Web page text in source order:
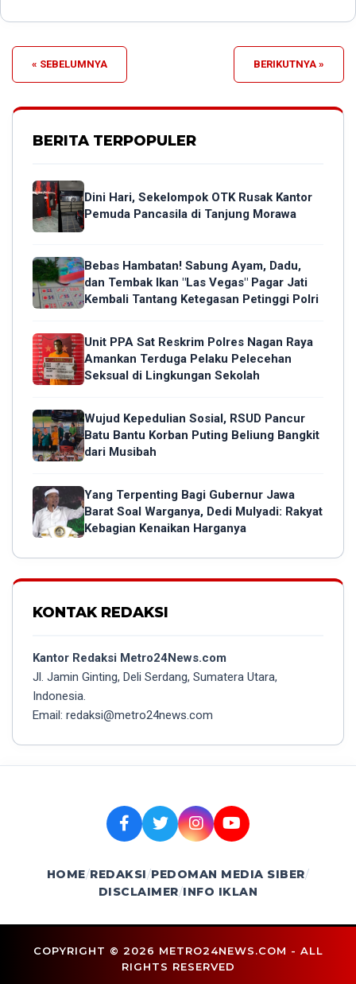
« SEBELUMNYA BERIKUTNYA »
BERITA TERPOPULER
Dini Hari, Sekelompok OTK Rusak Kantor
Pemuda Pancasila di Tanjung Morawa
Bebas Hambatan! Sabung Ayam, Dadu,
dan Tembak Ikan "Las Vegas" Pagar Jati
Kembali Tantang Ketegasan Petinggi Polri
Unit PPA Sat Reskrim Polres Nagan Raya
Amankan Terduga Pelaku Pelecehan
Seksual di Lingkungan Sekolah
Wujud Kepedulian Sosial, RSUD Pancur
Batu Bantu Korban Puting Beliung Bangkit
dari Musibah
Yang Terpenting Bagi Gubernur Jawa
Barat Soal Warganya, Dedi Mulyadi: Rakyat
Kebagian Kenaikan Harganya
KONTAK REDAKSI
Kantor Redaksi Metro24News.com
Jl. Jamin Ginting, Deli Serdang, Sumatera Utara,
Indonesia.
Email: redaksi@metro24news.com
HOME/REDAKSI/PEDOMAN MEDIA SIBER/
DISCLAIMER/INFO IKLAN
COPYRIGHT © 2026 METRO24NEWS.COM - ALL
RIGHTS RESERVED